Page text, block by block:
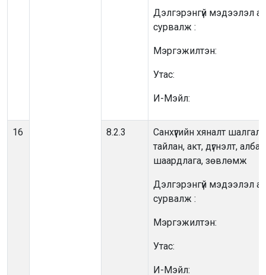
Дэлгэрэнгүй мэдээлэл
сурвалж :
Мэргэжилтэн:
Утас:
И-Мэйл:
16 8.2.3
Санхүүгийн хяналт
тайлан, акт, дүгнэлт, албан
шаардлага, зөвлөмж
Дэлгэрэнгүй мэдээлэл
сурвалж :
Мэргэжилтэн:
Утас:
И-Мэйл: